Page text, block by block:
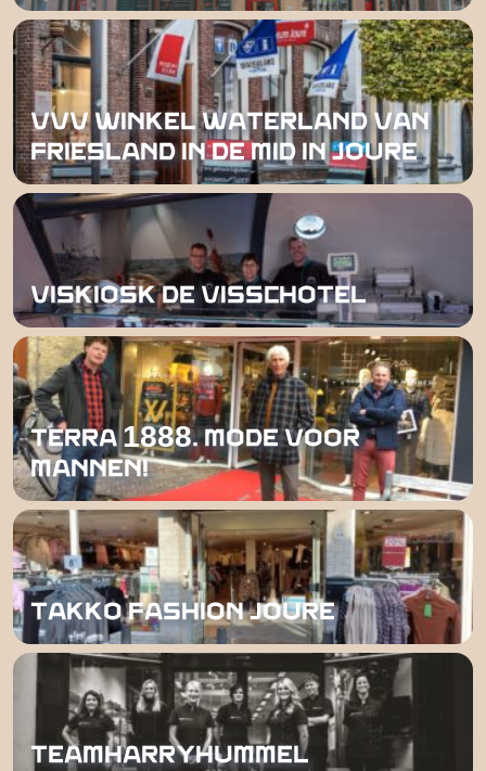
VVV WINKEL WATERLAND VAN
FRIESLAND IN DE MID IN JOURE
VISKIOSK DE VISSCHOTEL
TERRA 1888. MODE VOOR
MANNEN!
TAKKO FASHION JOURE
TEAMHARRYHUMMEL